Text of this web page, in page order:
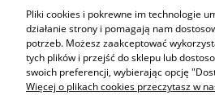
Moje konto
Płatności i
Pliki cookies i pokrewne im technologie
działanie strony i pomagają nam
potrzeb. Możesz zaakceptować
tych plików i przejść do sklepu lub
swoich preferencji, wybierając opcję
Więcej o plikach cookies przeczytasz w